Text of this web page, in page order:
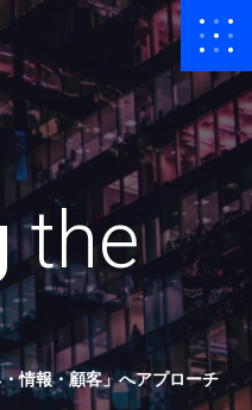
the
情報・顧客」へアプローチ